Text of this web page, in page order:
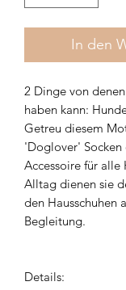
In den
2 Dinge von
haben kann:
Getreu diesem
'Doglover' Socken
Accessoire für
Alltag dienen sie
den Hausschuhen
Begleitung.
Details: